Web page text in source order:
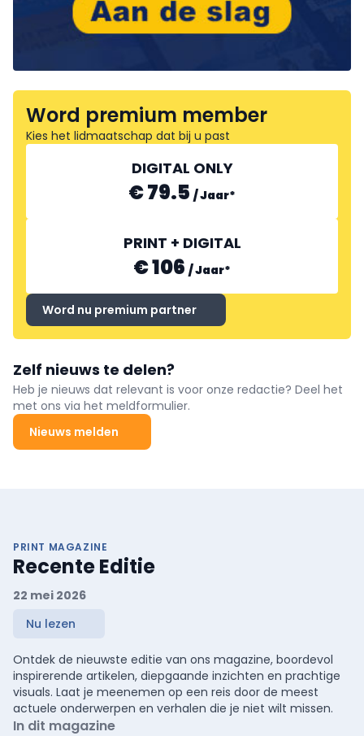
Word premium member
Kies het lidmaatschap dat bij u past
DIGITAL ONLY
€ 79.5 /Jaar*
PRINT + DIGITAL
€ 106 /Jaar*
Word nu premium partner
Zelf nieuws te delen?
Heb je nieuws dat relevant is voor onze redactie? Deel het
met ons via het meldformulier.
Nieuws melden
PRINT MAGAZINE
Recente Editie
22 mei 2026
Nu lezen
Ontdek de nieuwste editie van ons magazine, boordevol
inspirerende artikelen, diepgaande inzichten en prachtige
visuals. Laat je meenemen op een reis door de meest
actuele onderwerpen en verhalen die je niet wilt missen.
In dit magazine